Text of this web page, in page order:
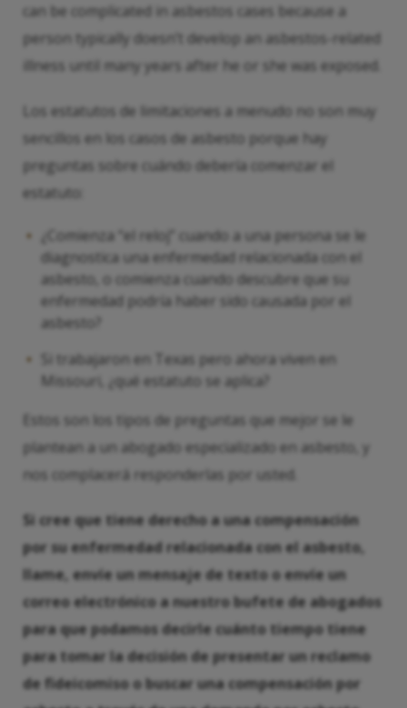
can be complicated in asbestos cases because a
person typically doesn’t develop an asbestos-related
illness until many years after he or she was exposed.
Los estatutos de limitaciones a menudo no son muy
sencillos en los casos de asbesto porque hay
preguntas sobre cuándo debería comenzar el
estatuto:
¿Comienza “el reloj” cuando a una persona se le
diagnostica una enfermedad relacionada con el
asbesto, o comienza cuando descubre que su
enfermedad podría haber sido causada por el
asbesto?
Si trabajaron en Texas pero ahora viven en
Missouri, ¿qué estatuto se aplica?
Estos son los tipos de preguntas que mejor se le
plantean a un abogado especializado en asbesto, y
nos complacerá responderlas por usted.
Si cree que tiene derecho a una compensación
por su enfermedad relacionada con el asbesto,
llame, envíe un mensaje de texto o envíe un
correo electrónico a nuestro bufete de abogados
para que podamos decirle cuánto tiempo tiene
para tomar la decisión de presentar un reclamo
de fideicomiso o buscar una compensación por